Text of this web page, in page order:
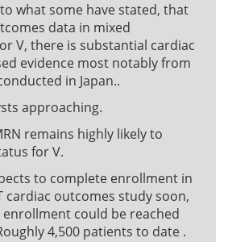
what some have stated, that
data in mixed
V, there is substantial cardiac
evidence most notably from
in Japan..
approaching.
remains highly likely to
for V.
to complete enrollment in
cardiac outcomes study soon,
enrollment could be reached
4,500 patients to date .